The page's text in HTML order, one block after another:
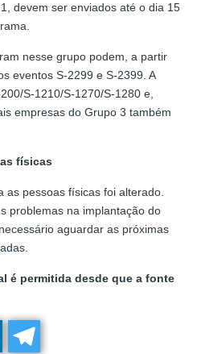
devem ser enviados até o dia 15
nesse grupo podem, a partir
eventos S-2299 e S-2399. A
S-1210/S-1270/S-1280 e,
empresas do Grupo 3 também
físicas
pessoas físicas foi alterado.
problemas na implantação do
aguardar as próximas
é permitida desde que a fonte